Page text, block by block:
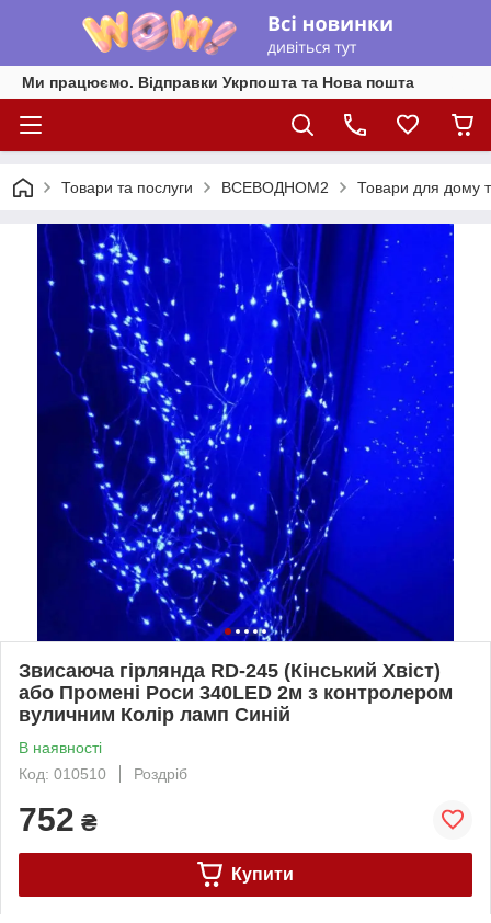
Ми працюємо. Відправки Укрпошта та Нова пошта
Товари та послуги ВСЕВОДНОМ2 Товари для дому
Звисаюча гірлянда RD-245 (Кінський Хвіст)
або Промені Роси 340LED 2м з контролером
вуличним Колір ламп Синій
В наявності
Код: 010510
Роздріб
752 ₴
Купити